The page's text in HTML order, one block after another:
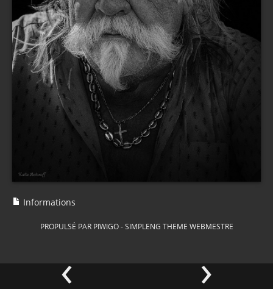
‹ ›
Informations
PROPULSÉ PAR PIWIGO-SIMPLENG THEME WEBMESTRE